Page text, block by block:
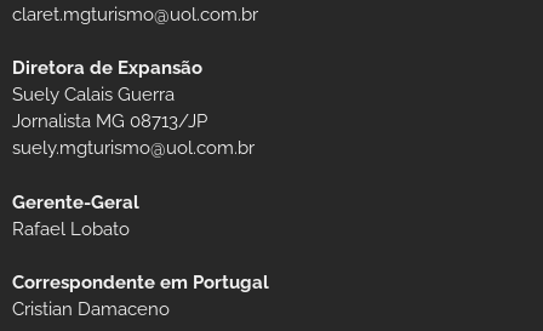
claret.mgturismo@uol.com.br
Diretora de Expansão
Suely Calais Guerra
Jornalista MG 08713/JP
suely.mgturismo@uol.com.br
Gerente-Geral
Rafael Lobato
Correspondente em Portugal
Cristian Damaceno